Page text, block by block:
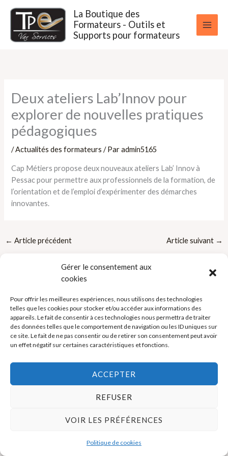
Gérer le consentement aux
cookies
Pour offrir les meilleures expériences, nous utilisons des technologies
telles que les cookies pour stocker et/ou accéder aux informations des
appareils. Le fait de consentir à ces technologies nous permettra de traiter
des données telles que le comportement de navigation ou les ID uniques sur
ce site. Le fait de ne pas consentir ou de retirer son consentement peut avoir
un effet négatif sur certaines caractéristiques et fonctions.
ACCEPTER
REFUSER
VOIR LES PRÉFÉRENCES
Politique de cookies
contenu
La Boutique des
Formateurs - Outils et
Supports pour formateurs
Deux ateliers Lab’Innov pour
explorer de nouvelles pratiques
pédagogiques
/Actualités des formateurs / Paradmin5165
Cap Métiers propose deux nouveaux ateliers Lab’ Innov à
Pessac pour permettre aux professionnels de la formation, de
l’orientation et de l’emploi d’expérimenter des démarches
innovantes.
← Article précédent Article suivant →
Politique de cookies (UE)
Mentions légales
Copyright © 2026 La Boutique des Formateurs - Outils et Supports